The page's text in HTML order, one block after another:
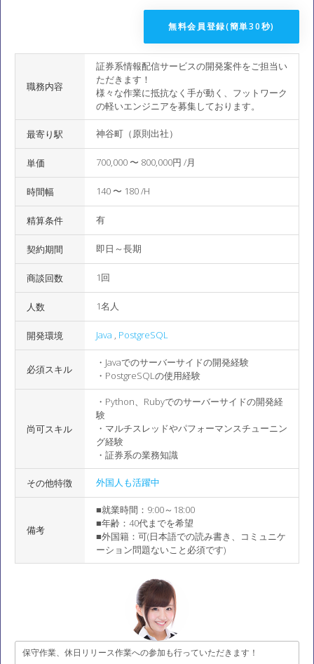
無料会員登録(簡単30秒)
職務内容
証券系情報配信サービスの開発案件をご担当い
ただきます！
様々な作業に抵抗なく手が動く、フットワーク
の軽いエンジニアを募集しております。
最寄り駅 神谷町（原則出社）
単価 700,000 〜 800,000円 /月
時間幅 140 〜 180 /H
精算条件 有
契約期間 即日～長期
商談回数 1回
人数 1名人
開発環境 Java , PostgreSQL
必須スキル
・Javaでのサーバーサイドの開発経験
・PostgreSQLの使用経験
尚可スキル
・Python、Rubyでのサーバーサイドの開発経
験
・マルチスレッドやパフォーマンスチューニン
グ経験
・証券系の業務知識
その他特徴 外国人も活躍中
備考
■就業時間：9:00～18:00
■年齢：40代までを希望
■外国籍：可(日本語での読み書き、コミュニケ
ーション問題ないこと必須です)
保守作業、休日リリース作業への参加も行っていただきます！